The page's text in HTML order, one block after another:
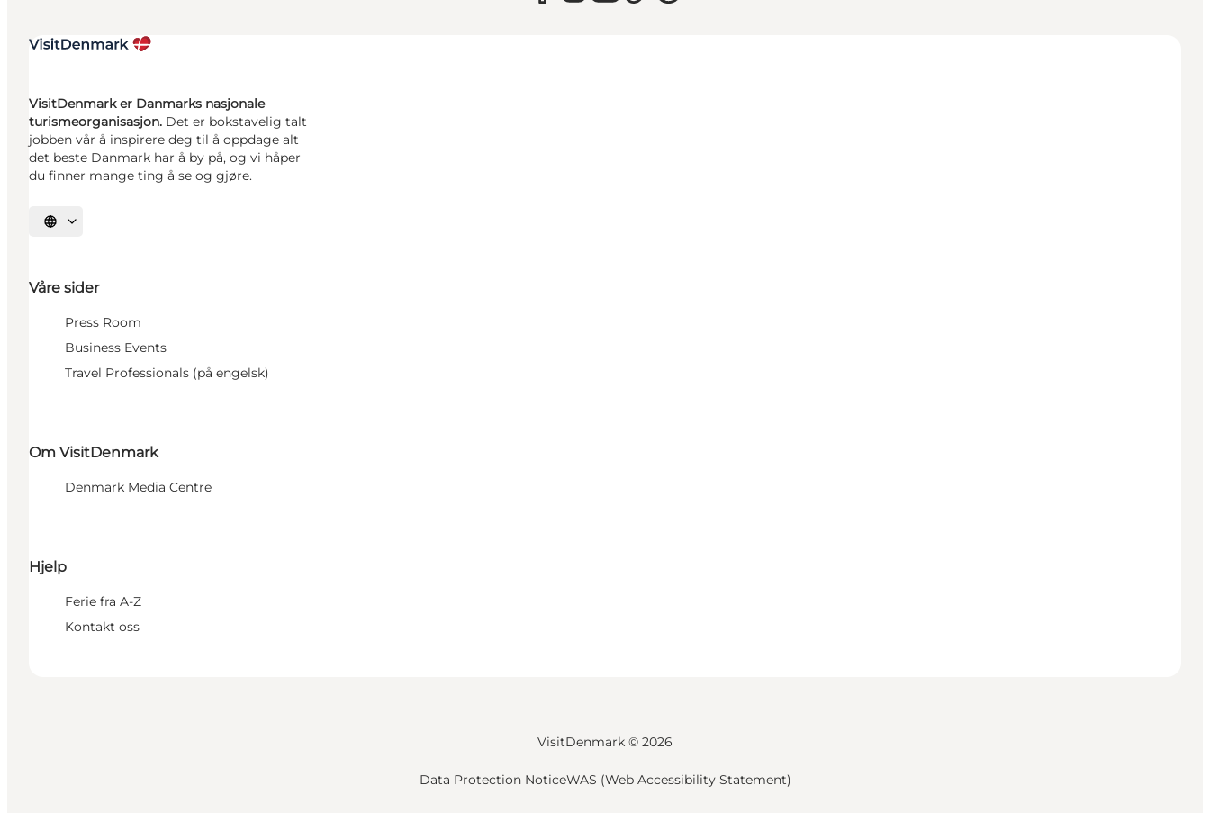
VisitDenmark er Danmarks nasjonale
turismeorganisasjon. Det er bokstavelig talt
jobben vår å inspirere deg til å oppdage alt
det beste Danmark har å by på, og vi håper
du finner mange ting å se og gjøre.
Velg språk
Våre sider
Press Room
Business Events
Travel Professionals (på engelsk)
Om VisitDenmark
Denmark Media Centre
Hjelp
Ferie fra A-Z
Kontakt oss
VisitDenmark © 2026
Data Protection NoticeWAS (Web Accessibility Statement)